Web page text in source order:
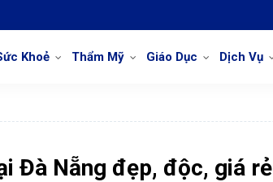
Khoẻ Thẩm Mỹ Giáo Dục Dịch Vụ
Đà Nẵng đẹp, độc, giá rẻ